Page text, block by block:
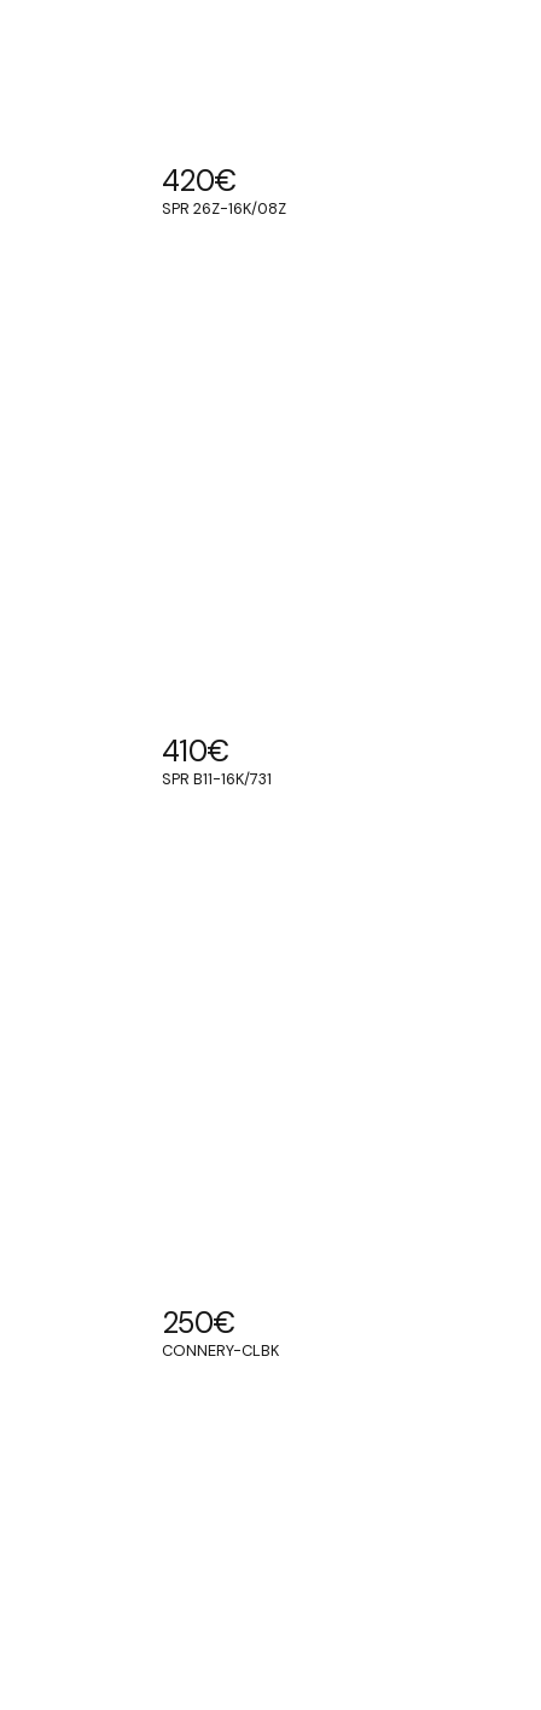
420€
SPR 26Z-16K/08Z
410€
SPR B11-16K/731
250€
CONNERY-CLBK